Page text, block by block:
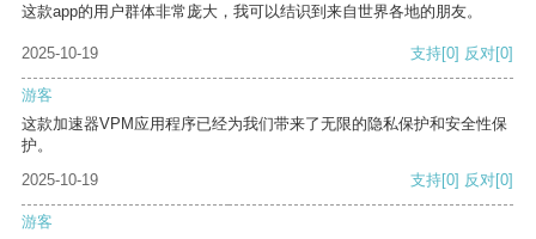
这款app的用户群体非常庞大，我可以结识到来自世界各地的朋友。
2025-10-19 支持[0] 反对[0]
游客
这款加速器VPM应用程序已经为我们带来了无限的隐私保护和安全性保
护。
2025-10-19
支持[0] 反对[0]
游客